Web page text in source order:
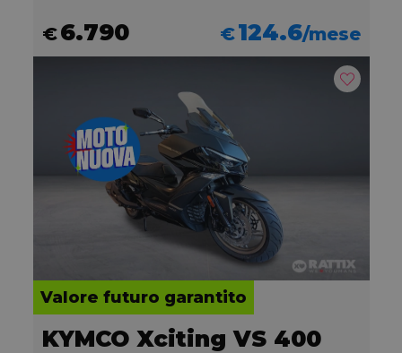
€6.790 €124.6/mese
Valore futuro garantito
KYMCO Xciting VS 400